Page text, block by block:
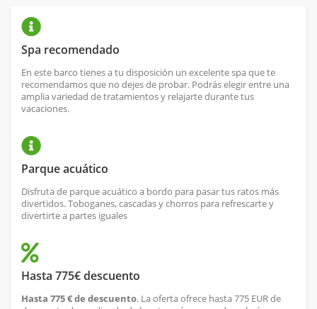
Spa recomendado
En este barco tienes a tu disposición un excelente spa que te
recomendamos que no dejes de probar. Podrás elegir entre una
amplia variedad de tratamientos y relajarte durante tus
vacaciones.
Parque acuático
Disfruta de parque acuático a bordo para pasar tus ratos más
divertidos. Toboganes, cascadas y chorros para refrescarte y
divertirte a partes iguales
Hasta 775€ descuento
Hasta 775 € de descuento. La oferta ofrece hasta 775 EUR de